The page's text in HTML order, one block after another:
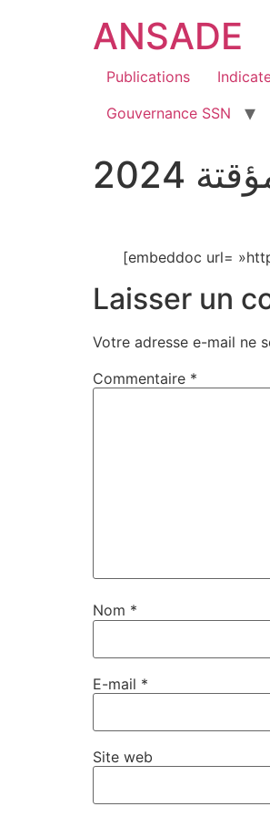
ANSADE
Publications
Gouvernance SSN
2024
Laisser un
Votre adresse e-mail ne
Commentaire *
Nom *
E-mail *
Site web